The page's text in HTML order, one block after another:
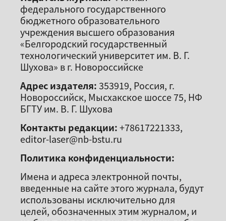
федерального государственного
бюджетного образовательного
учреждения высшего образования
«Белгородский государственный
технологический университет им. В. Г.
Шухова» в г. Новороссийске
Адрес издателя:353919, Россия, г.
Новороссийск, Мысхакское шоссе 75, НФ
БГТУ им. В. Г. Шухова
Контакты редакции:+78617221333,
editor-laser@nb-bstu.ru
Политика конфиденциальности:
Имена и адреса электронной почты,
введенные на сайте этого журнала, будут
использованы исключительно для
целей, обозначенных этим журналом, и